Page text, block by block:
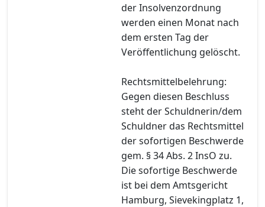
der Insolvenzordnung
werden einen Monat nach
dem ersten Tag der
Veröffentlichung gelöscht.
Rechtsmittelbelehrung:
Gegen diesen Beschluss
steht der Schuldnerin/dem
Schuldner das Rechtsmittel
der sofortigen Beschwerde
gem. § 34 Abs. 2 InsO zu.
Die sofortige Beschwerde
ist bei dem Amtsgericht
Hamburg, Sievekingplatz 1,